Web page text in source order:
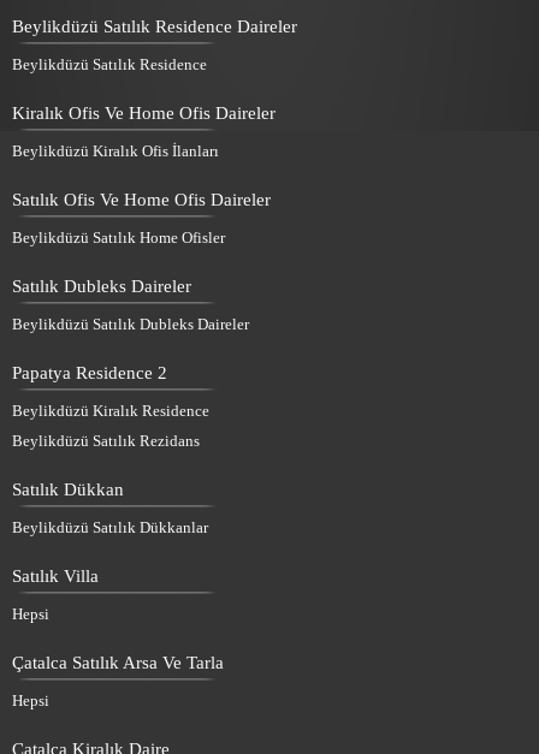
Beylikdüzü Satılık Residence Daireler
Beylikdüzü Satılık Residence
Kiralık Ofis Ve Home Ofis Daireler
Beylikdüzü Kiralık Ofis İlanları
Satılık Ofis Ve Home Ofis Daireler
Beylikdüzü Satılık Home Ofisler
Satılık Dubleks Daireler
Beylikdüzü Satılık Dubleks Daireler
Papatya Residence 2
Beylikdüzü Kiralık Residence
Beylikdüzü Satılık Rezidans
Satılık Dükkan
Beylikdüzü Satılık Dükkanlar
Satılık Villa
Hepsi
Çatalca Satılık Arsa Ve Tarla
Hepsi
Çatalca Kiralık Daire